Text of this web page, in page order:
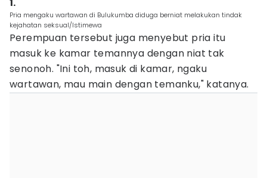
Pria mengaku wartawan di Bulukumba diduga berniat melakukan tindak
kejahatan seksual/Istimewa
Perempuan tersebut juga menyebut pria itu
masuk ke kamar temannya dengan niat tak
senonoh. "Ini toh, masuk di kamar, ngaku
wartawan, mau main dengan temanku," katanya.